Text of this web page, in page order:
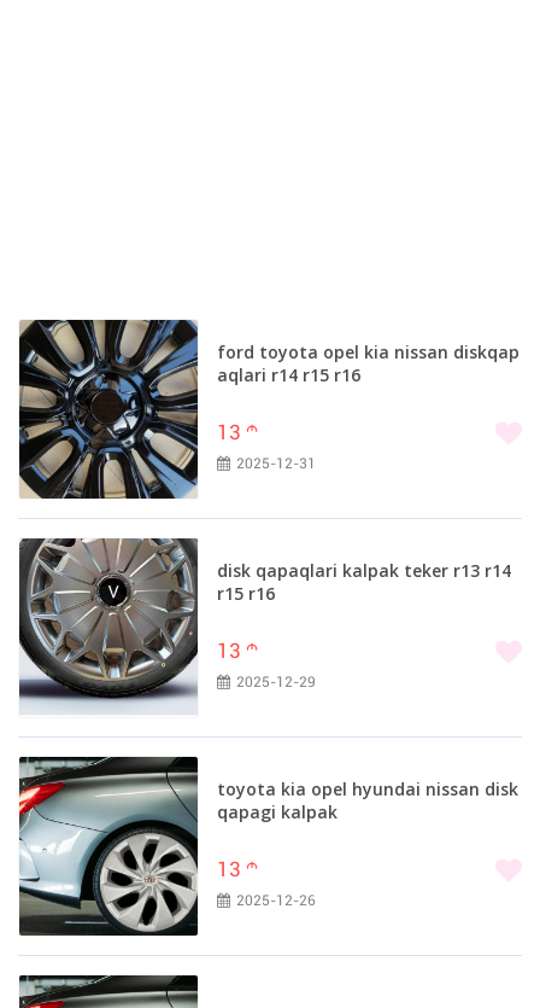
ford toyota opel kia nissan diskqap
aqlari r14 r15 r16
13 m
2025-12-31
disk qapaqlari kalpak teker r13 r14
r15 r16
13 m
2025-12-29
toyota kia opel hyundai nissan disk
qapagi kalpak
13 m
2025-12-26